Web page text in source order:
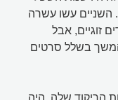
השניים עשו עשרה
בהם סך הכל 33 ריקודים זוגיים, אבל
בשלל סרטים
הריקוד שלה, היה